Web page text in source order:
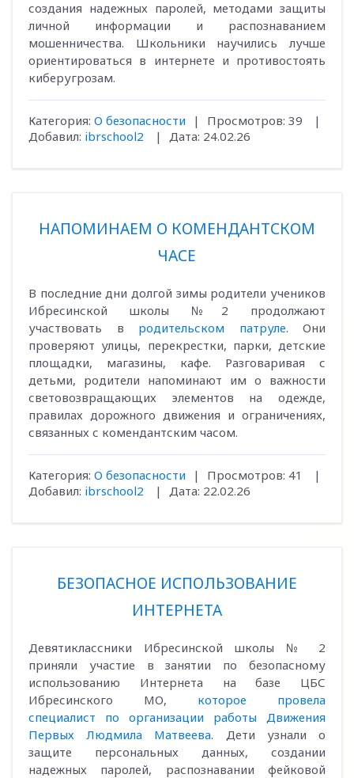
создания надежных паролей, методами защиты
личной информации и распознаванием
мошенничества. Школьники научились лучше
ориентироваться в интернете и противостоять
киберугрозам.
Категория: О безопасности | Просмотров: 39
|
Добавил: ibrschool2 | Дата: 24.02.26
НАПОМИНАЕМ О КОМЕНДАНТСКОМ
ЧАСЕ
В последние дни долгой зимы родители учеников
Ибресинской школы №2 продолжают
участвовать в родительском патруле. Они
проверяют улицы, перекрестки, парки, детские
площадки, магазины, кафе. Разговаривая с
детьми, родители напоминают им о важности
световозвращающих элементов на одежде,
правилах дорожного движения и ограничениях,
связанных с комендантским часом.
Категория: О безопасности | Просмотров: 41
|
Добавил: ibrschool2 | Дата: 22.02.26
БЕЗОПАСНОЕ ИСПОЛЬЗОВАНИЕ
ИНТЕРНЕТА
Девятиклассники Ибресинской школы № 2
приняли участие в занятии по безопасному
использованию Интернета на базе ЦБС
Ибресинского МО, которое провела
специалист по организации работы Движения
Первых Людмила Матвеева. Дети узнали о
защите персональных данных, создании
надежных паролей, распознавании фейковой